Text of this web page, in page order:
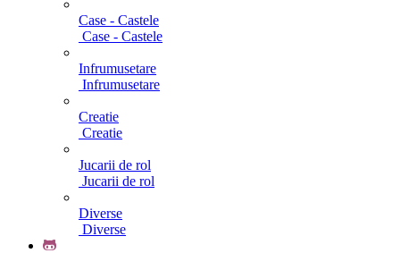
Case - Castele
Case - Castele
Infrumusetare
Infrumusetare
Creatie
Creatie
Jucarii de rol
Jucarii de rol
Diverse
Diverse